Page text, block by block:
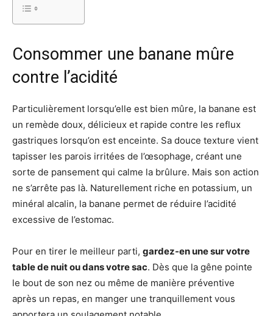
Consommer une banane mûre
contre l’acidité
Particulièrement lorsqu’elle est bien mûre, la banane est
un remède doux, délicieux et rapide contre les reflux
gastriques lorsqu’on est enceinte. Sa douce texture vient
tapisser les parois irritées de l’œsophage, créant une
sorte de pansement qui calme la brûlure. Mais son action
ne s’arrête pas là. Naturellement riche en potassium, un
minéral alcalin, la banane permet de réduire l’acidité
excessive de l’estomac.
Pour en tirer le meilleur parti, gardez-en une sur votre
table de nuit ou dans votre sac. Dès que la gêne pointe
le bout de son nez ou même de manière préventive
après un repas, en manger une tranquillement vous